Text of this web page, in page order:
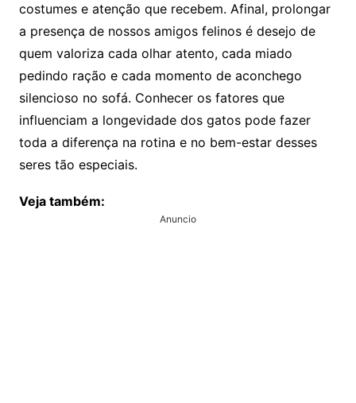
costumes e atenção que recebem. Afinal, prolongar
a presença de nossos amigos felinos é desejo de
quem valoriza cada olhar atento, cada miado
pedindo ração e cada momento de aconchego
silencioso no sofá. Conhecer os fatores que
influenciam a longevidade dos gatos pode fazer
toda a diferença na rotina e no bem-estar desses
seres tão especiais.
Veja também:
Anuncio